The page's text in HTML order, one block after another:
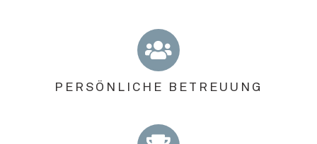
PERSÖNLICHE BETREUUNG